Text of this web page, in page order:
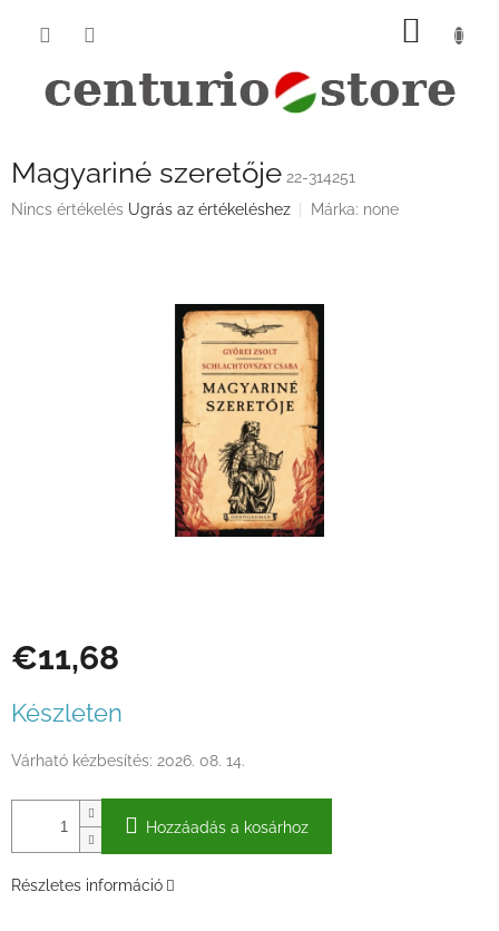
KOSÁR
Magyariné szeretője 22-314251
A
Nincs értékelés Ugrás az értékeléshez Márka: none
€11,68
Készleten
Várható kézbesítés: 2026. 08. 14.
Hozzáadás a kosárhoz
Részletes információ